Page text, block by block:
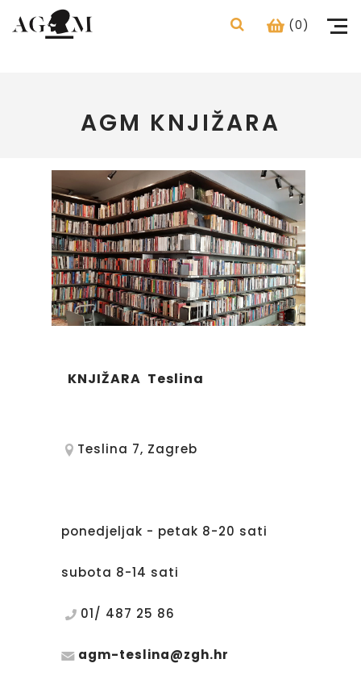
(0)
AGM KNJIŽARA
KNJIŽARA Teslina
Teslina 7, Zagreb
ponedjeljak - petak 8-20 sati
subota 8-14 sati
01/ 487 25 86
agm-teslina@zgh.hr